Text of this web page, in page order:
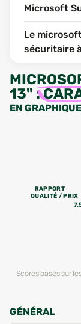
Microsoft
Le
sécuritaire
13" :
EN GRAPHIQUE
RAPPORT
QUALITÉ / PRIX
Scores basés sur
GÉNÉRAL